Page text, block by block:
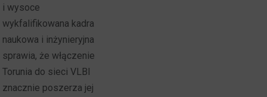
i wysoce
wykfalifikowana kadra
naukowa i inżynieryjna
sprawia, że włączenie
Torunia do sieci VLBI
znacznie poszerza jej